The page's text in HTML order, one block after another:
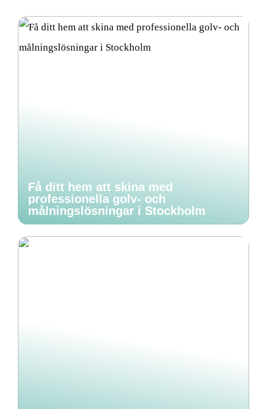
Få ditt hem att skina med
professionella golv- och
målningslösningar i Stockholm